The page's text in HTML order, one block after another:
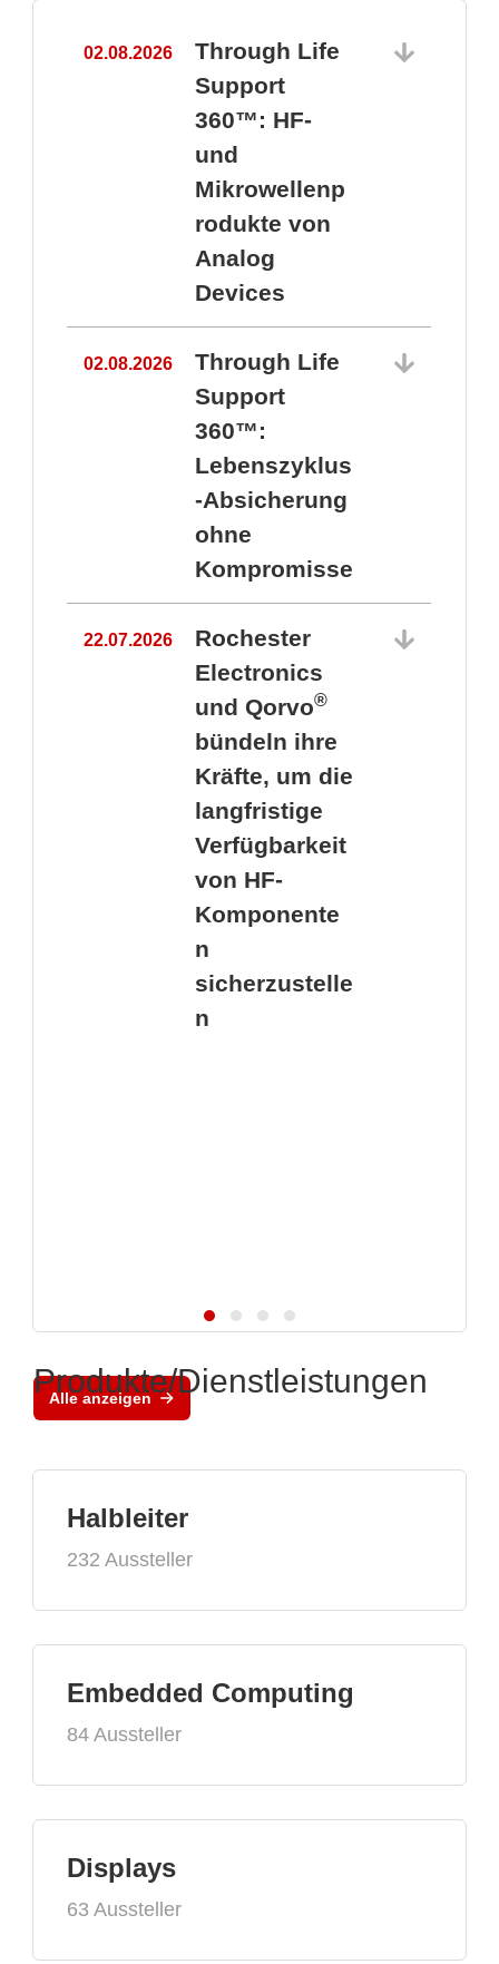
02.08.2026
Through Life
Support
360™: HF-
und
Mikrowellenp
rodukte von
Analog
Devices
02.08.2026
Through Life
Support
360™:
Lebenszyklus
-Absicherung
ohne
Kompromisse
22.07.2026
Rochester
Electronics
und Qorvo®
bündeln ihre
Kräfte, um die
langfristige
Verfügbarkeit
von HF-
Komponente
n
sicherzustelle
n
Alle anzeigen
Produkte/Dienstleistungen
Halbleiter
232 Aussteller
Embedded Computing
84 Aussteller
Displays
63 Aussteller